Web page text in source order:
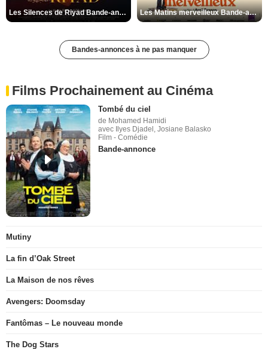
Les Silences de Riyad Bande-annonce VO STFR Les Matins merveilleux Bande-annonce VF
Bandes-annonces à ne pas manquer
Films Prochainement au Cinéma
Tombé du ciel
de Mohamed Hamidi
avec Ilyes Djadel, Josiane Balasko
Film - Comédie
Bande-annonce
Mutiny
La fin d’Oak Street
La Maison de nos rêves
Avengers: Doomsday
Fantômas – Le nouveau monde
The Dog Stars